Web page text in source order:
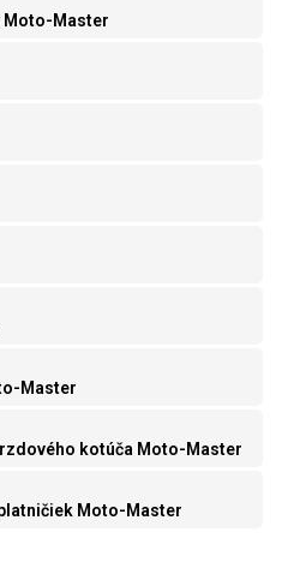
Moto-Master
Master
kotúča Moto-Master
Moto-Master